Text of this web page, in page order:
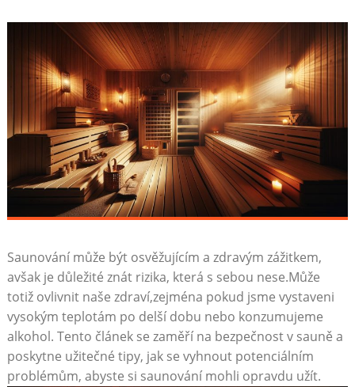
Saunování může být osvěžujícím a zdravým zážitkem,
avšak je důležité znát rizika, která s sebou nese.Může
totiž ovlivnit naše zdraví,zejména pokud jsme vystaveni
vysokým teplotám po delší dobu nebo konzumujeme
alkohol. Tento článek se zaměří na bezpečnost v sauně a
poskytne užitečné tipy, jak se vyhnout potenciálním
problémům, abyste si saunování mohli opravdu užít.